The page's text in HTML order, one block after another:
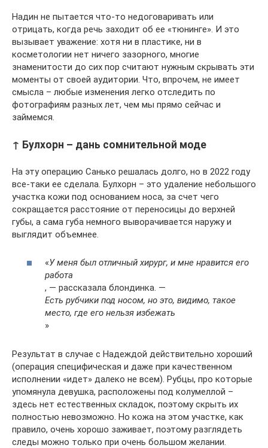
Надин не пытается что-то недоговаривать или
отрицать, когда речь заходит об ее «тюнинге». И это
вызывает уважение: хотя ни в пластике, ни в
косметологии нет ничего зазорного, многие
знаменитости до сих пор считают нужным скрывать эти
моменты от своей аудитории. Что, впрочем, не имеет
смысла – любые изменения легко отследить по
фотографиям разных лет, чем мы прямо сейчас и
займемся.
↑ Булхорн – дань сомнительной моде
На эту операцию Санько решалась долго, но в 2022 году
все-таки ее сделала. Булхорн – это удаление небольшого
участка кожи под основанием носа, за счет чего
сокращается расстояние от переносицы до верхней
губы, а сама губа немного выворачивается наружу и
выглядит объемнее.
«У меня был отличный хирург, и мне нравится его
работа
, — рассказала блондинка. —
Есть рубчики под носом, но это, видимо, такое
место, где его нельзя избежать
»
Результат в случае с Надеждой действительно хороший
(операция специфическая и даже при качественном
исполнении «идет» далеко не всем). Рубцы, про которые
упомянула девушка, расположены под колумеллой –
здесь нет естественных складок, поэтому скрыть их
полностью невозможно. Но кожа на этом участке, как
правило, очень хорошо заживает, поэтому разглядеть
следы можно только при очень большом желании.